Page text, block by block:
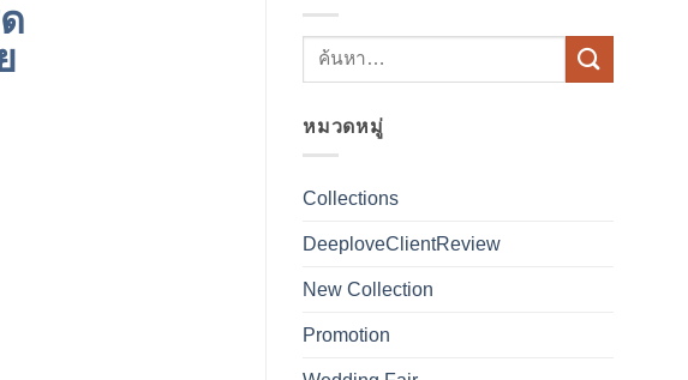
หมวดหมู่
Collections
DeeploveClientReview
New Collection
Promotion